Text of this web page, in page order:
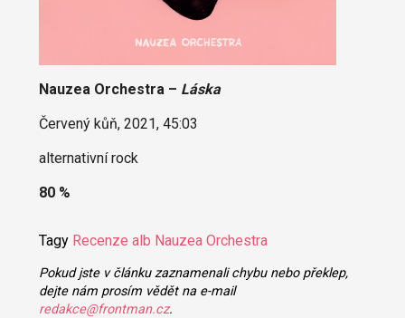
‎Nauzea Orchestra – Láska
Červený kůň, 2021, 45:03
alternativní rock
80 %
Tagy Recenze alb Nauzea Orchestra
Pokud jste v článku zaznamenali chybu nebo překlep,
dejte nám prosím vědět na e-mail
redakce@frontman.cz.